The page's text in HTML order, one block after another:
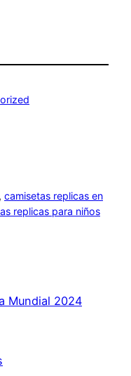
, camisetas replicas en
replicas para niños
Mundial 2024